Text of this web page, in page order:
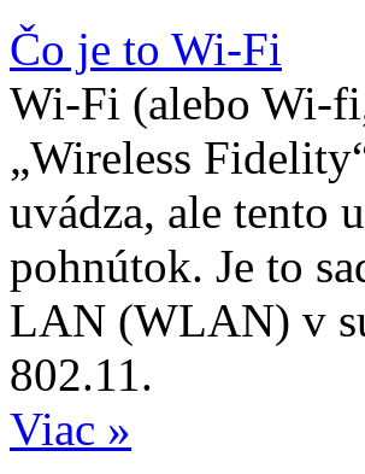
Čo je to Wi-Fi
Wi-Fi (alebo Wi-
„Wireless
uvádza, ale tento
pohnútok. Je to
LAN (WLAN) v
802.11.
Viac »